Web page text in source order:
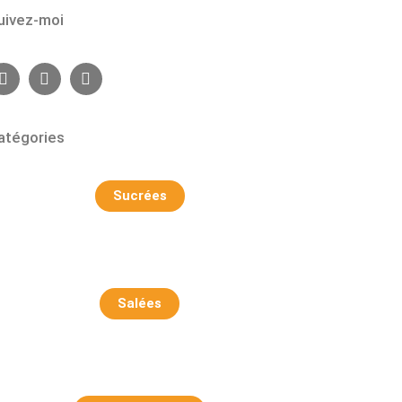
moi
Sucrées
Salées